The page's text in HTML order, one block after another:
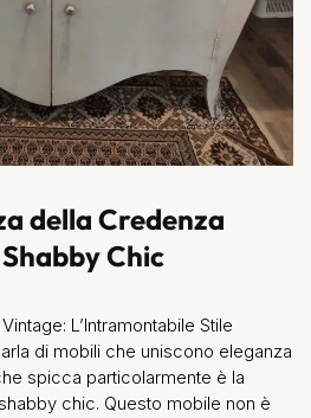
della Credenza
Chic
L’Intramontabile Stile
di mobili che uniscono eleganza
spicca particolarmente è la
chic. Questo mobile non è